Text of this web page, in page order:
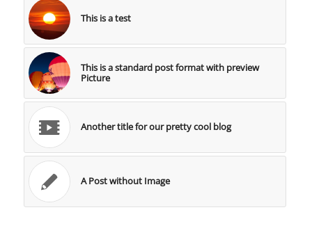
This is a test
This is a standard post format with preview
Picture
Another title for our pretty cool blog
A Post without Image